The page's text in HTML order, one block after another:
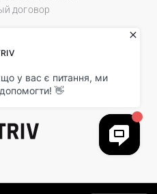
договор
All Rights Reserved.